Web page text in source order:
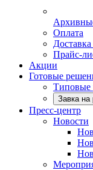
Оплата
Прайс-
Акции
Готовые
Типовые
Завка на
Пресс-центр
Новости